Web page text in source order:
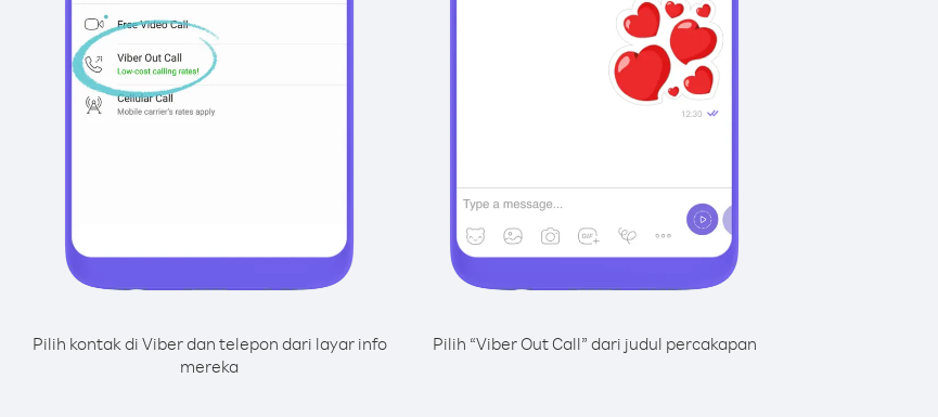
Pilih kontak di Viber dan telepon dari layar info
mereka
Pilih “Viber Out Call” dari judul percakapan